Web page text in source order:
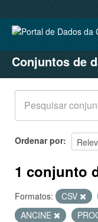
CONJUNTOS DE
ORGANIZAÇÕES
GRUPOS
SOBRE
Conjuntos de
Ordenar por
1 conjunto
Formatos: CSV
ANCINE